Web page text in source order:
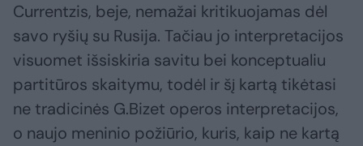
Currentzis, beje, nemažai kritikuojamas dėl
savo ryšių su Rusija. Tačiau jo interpretacijos
visuomet išsiskiria savitu bei konceptualiu
partitūros skaitymu, todėl ir šį kartą tikėtasi
ne tradicinės G.Bizet operos interpretacijos,
o naujo meninio požiūrio, kuris, kaip ne kartą